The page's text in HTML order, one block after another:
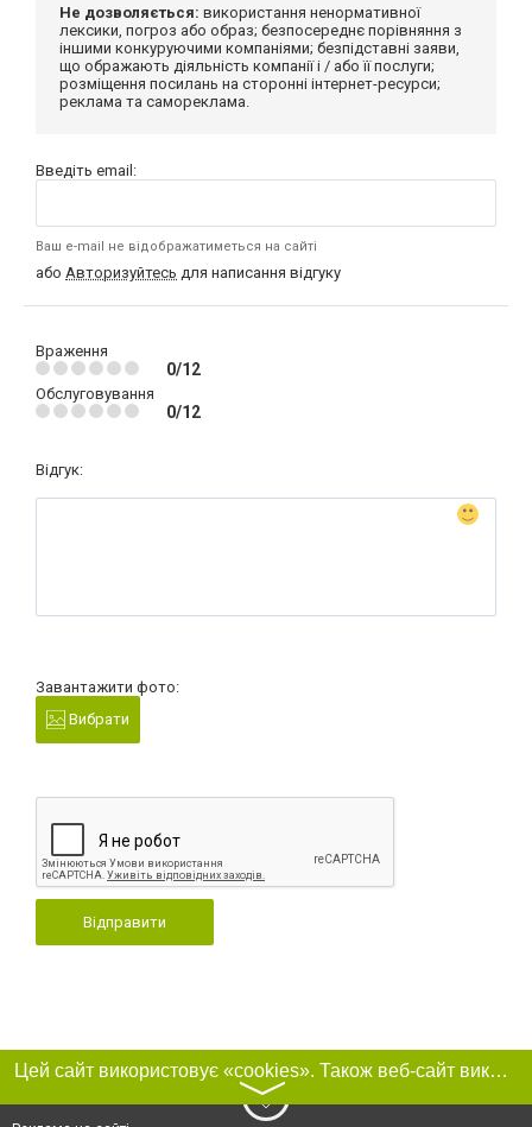
Не дозволяється: використання ненормативної
лексики, погроз або образ; безпосереднє порівняння з
іншими конкуруючими компаніями; безпідставні заяви,
що ображають діяльність компанії і / або її послуги;
розміщення посилань на сторонні інтернет-ресурси;
реклама та самореклама.
Введіть email:
Ваш e-mail не відображатиметься на сайті
або Авторизуйтесь для написання відгуку
Враження
0/12
Обслуговування
0/12
Відгук:
Завантажити фото:
Вибрати
Відправити
Цей сайт використовує «cookies». Також веб-сайт використовує інтернет-сервіс для збору технічних даних стосовно відвідувачів з метою отримання маркетингової та статистичної інформації. Умови обробки даних відвідувачів сайту див.
〉